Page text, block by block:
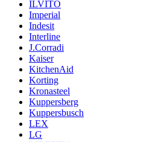
ILVITO
Imperial
Indesit
Interline
J.Corradi
Kaiser
KitchenAid
Korting
Kronasteel
Kuppersberg
Kuppersbusch
LEX
LG